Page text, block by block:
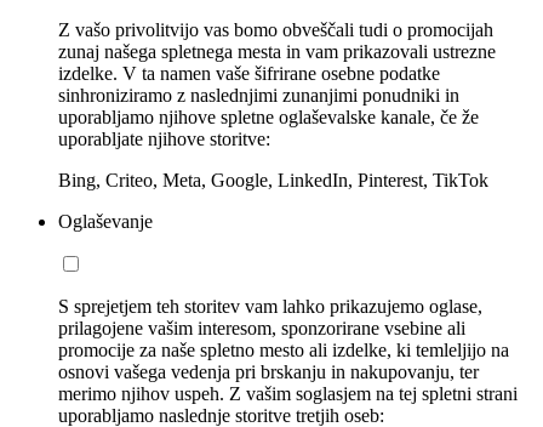
Z vašo privolitvijo vas bomo obveščali tudi o promocijah
zunaj našega spletnega mesta in vam prikazovali ustrezne
izdelke. V ta namen vaše šifrirane osebne podatke
sinhroniziramo z naslednjimi zunanjimi ponudniki in
uporabljamo njihove spletne oglaševalske kanale, če že
uporabljate njihove storitve:
Bing, Criteo, Meta, Google, LinkedIn, Pinterest, TikTok
Oglaševanje
S sprejetjem teh storitev vam lahko prikazujemo oglase,
prilagojene vašim interesom, sponzorirane vsebine ali
promocije za naše spletno mesto ali izdelke, ki temleljijo na
osnovi vašega vedenja pri brskanju in nakupovanju, ter
merimo njihov uspeh. Z vašim soglasjem na tej spletni strani
uporabljamo naslednje storitve tretjih oseb: